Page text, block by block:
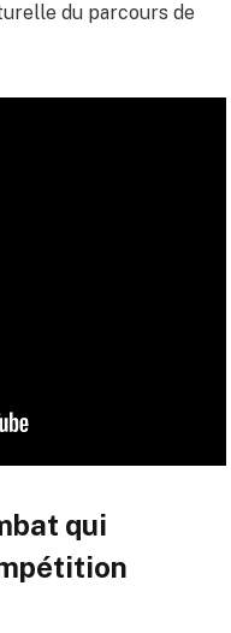
du parcours de
qui